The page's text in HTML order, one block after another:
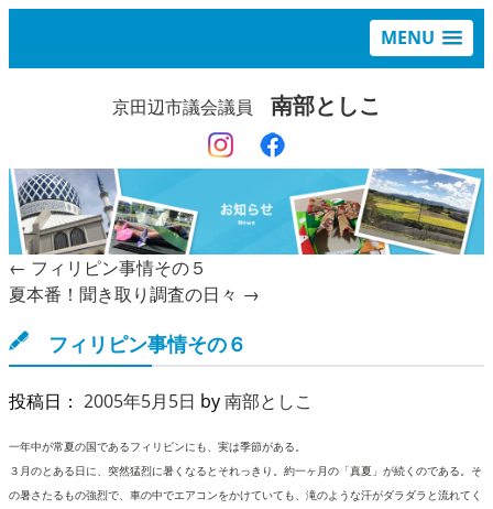
MENU
京田辺市議会議員 南部としこ
← フィリピン事情その５
夏本番！聞き取り調査の日々 →
フィリピン事情その６
投稿日： 2005年5月5日 by南部としこ
一年中が常夏の国であるフィリピンにも、実は季節がある。
３月のとある日に、突然猛烈に暑くなるとそれっきり。約一ヶ月の「真夏」が続くのである。そ
の暑さたるもの強烈で、車の中でエアコンをかけていても、滝のような汗がダラダラと流れてく